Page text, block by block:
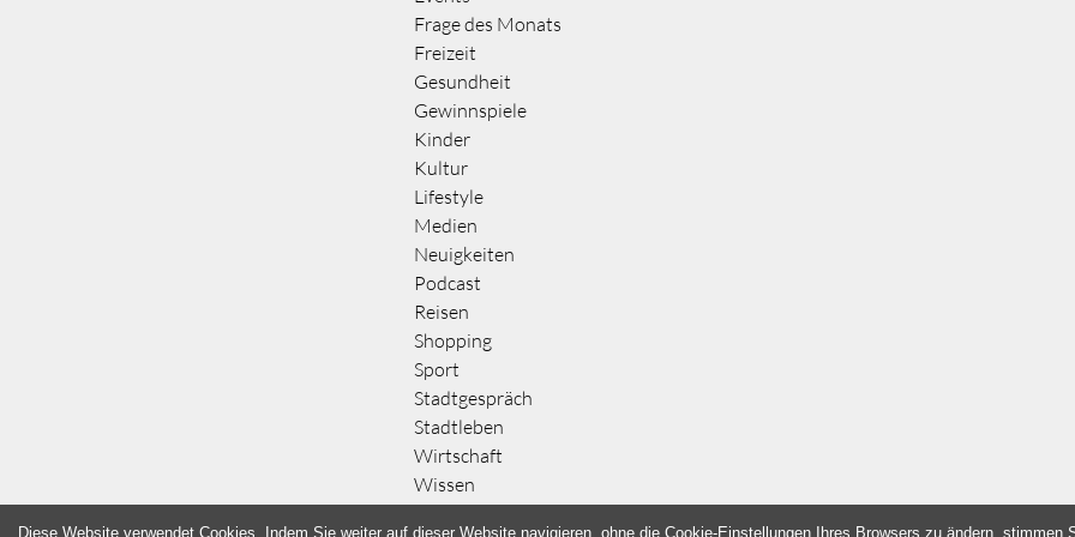
Frage des Monats
Freizeit
Gesundheit
Gewinnspiele
Kinder
Kultur
Lifestyle
Medien
Neuigkeiten
Podcast
Reisen
Shopping
Sport
Stadtgespräch
Stadtleben
Wirtschaft
Wissen
Diese Website verwendet Cookies. Indem Sie weiter auf dieser Website navigieren, ohne die Cookie-Einstellungen Ihres Browsers zu ändern, stimmen